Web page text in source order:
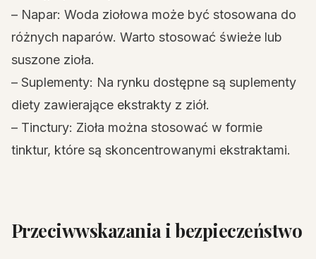
– Napar: Woda ziołowa może być stosowana do
różnych naparów. Warto stosować świeże lub
suszone zioła.
– Suplementy: Na rynku dostępne są suplementy
diety zawierające ekstrakty z ziół.
– Tinctury: Zioła można stosować w formie
tinktur, które są skoncentrowanymi ekstraktami.
Przeciwwskazania i bezpieczeństwo